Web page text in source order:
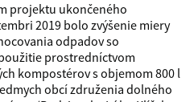
projektu ukončeného
2019 bolo zvýšenie miery
odpadov so
prostredníctvom
kompostérov s objemom 800 l
obcí združenia dolného